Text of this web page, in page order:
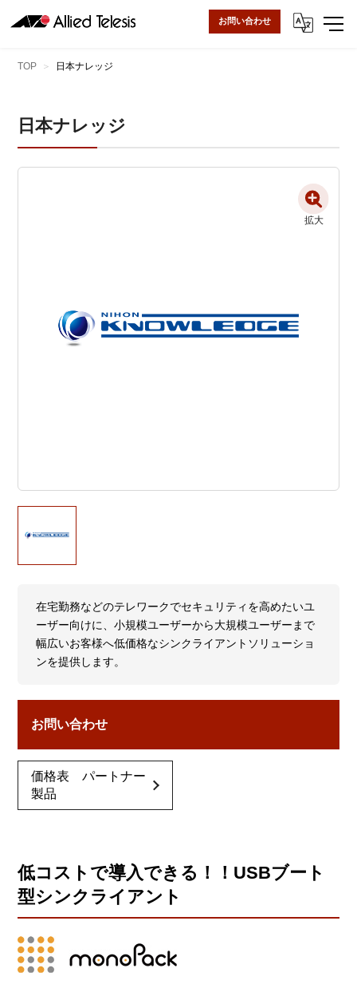
お問い合わせ
TOP 日本ナレッジ
日本ナレッジ
拡大
在宅勤務などのテレワークでセキュリティを高めたいユ
ーザー向けに、小規模ユーザーから大規模ユーザーまで
幅広いお客様へ低価格なシンクライアントソリューショ
ンを提供します。
お問い合わせ
価格表 パートナー
製品
低コストで導入できる！！USBブート
型シンクライアント